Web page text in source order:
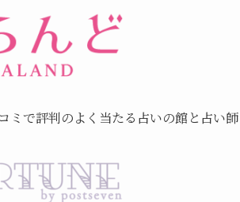
ミで評判のよく当たる占いの館と占い師